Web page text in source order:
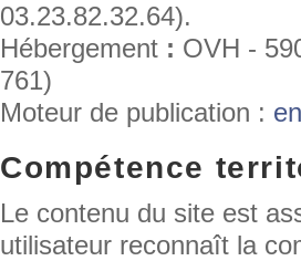
03.23.82.32.64).
Hébergement : OVH -
761)
Moteur de publication :
Compétence
Le contenu du site est
utilisateur reconnaît la